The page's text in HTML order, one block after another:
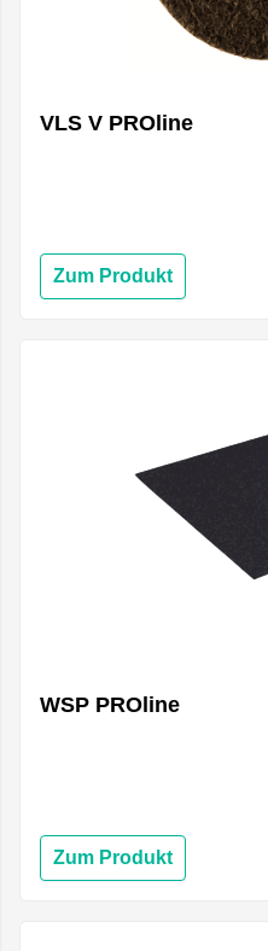
VLS V PROline
Zum Produkt
WSP PROline
Zum Produkt